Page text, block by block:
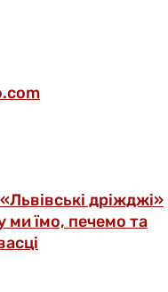
дріжджі»
ми їмо, печемо та